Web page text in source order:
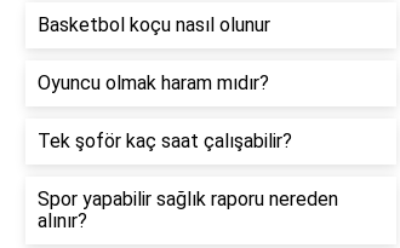
Basketbol koçu nasıl olunur
Oyuncu olmak haram mıdır?
Tek şoför kaç saat çalışabilir?
Spor yapabilir sağlık raporu nereden
alınır?